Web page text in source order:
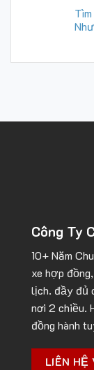
Công Ty
10+ Năm
xe hợp
lịch. đầy đủ
nơi 2 chiều.
đồng hành
LIÊN